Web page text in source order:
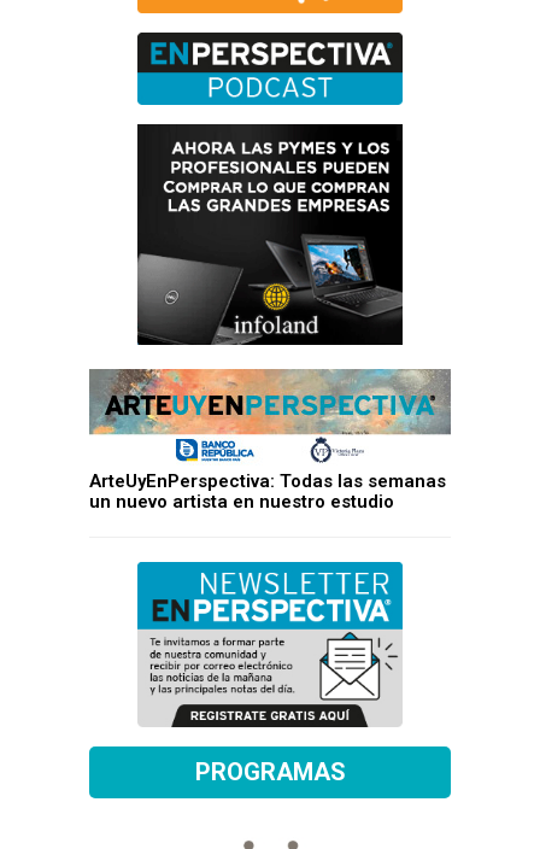
ArteUyEnPerspectiva: Todas las semanas
un nuevo artista en nuestro estudio
PROGRAMAS